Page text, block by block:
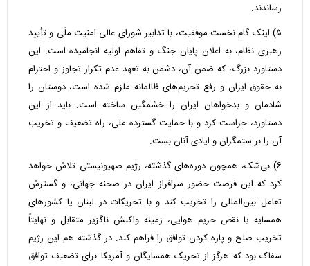
رساندند.
۵) اینک گام نخست موفقیت، با تدابیر شورای عالی امنیت ملّی و تأیید
رهبری نظام، به اعلان پایان جنگ و تفاهم اولیه انجامیده است. این
دستاورد بزرگ، که ضمن آن، دشمن به تعهد عدم تکرار تجاوز و احترام
به حقوق ایران و رفع تحریم‌های ظالمانه ملزم شده است، دوستان را
شادمان و بدخواهان ایران را خشمگین ساخته است. باید از این
دستاورد، حراست کرد و با حمایت گسترده ملی، راه تضعیف و تخریب
آن را بر ستمگران و ایادی آنان بست.
۶) بی‌شک، همچون دوره‌های گذشته، رژیم صهیونیستی تلاش خواهد
کرد که این فرصت حضور سرافراز ایران در صحنه جهانی، و گسترش
تعامل بین‌المللی را تخریب کند و با تحریکات در لبنان یا کشورهای
همسایه یا نقض حریم هوایی، زمینه واکنش ناگزیر متقابل و نهایتاً
تخریب صلح و پاره کردن توافق را فراهم کند. در گذشته هم این رژیم
سفاک بود که هرگز از تحریک همسایگان و آمریکا برای تضعیف توافق